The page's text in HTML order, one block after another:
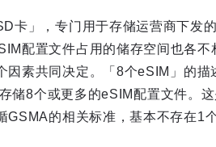
卡」，专门用于存储运营商下发
配置文件占用的储存空间也各
因素共同决定。「8个eSIM」的
储8个或更多的eSIM配置文件。
GSMA的相关标准，基本不存在1